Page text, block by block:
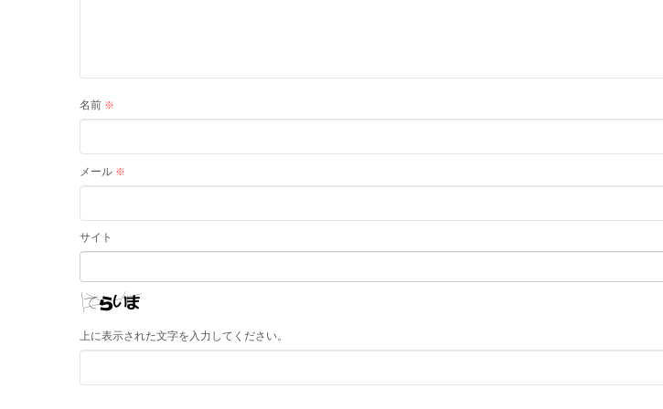
名前 ※
メール ※
サイト
上に表示された文字を入力してください。